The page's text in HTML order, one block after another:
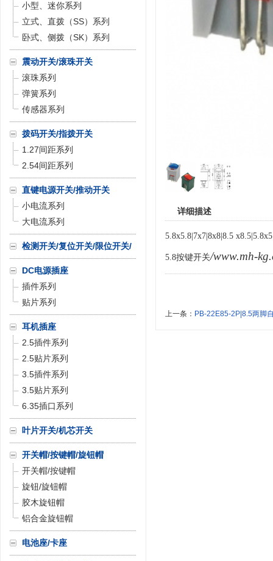
小型、迷你系列
立式、直拨（SS）系列
卧式、侧拨（SK）系列
震动开关/滚珠开关
滚珠系列
弹簧系列
传感器系列
拨码开关/指拨开关
1.27间距系列
2.54间距系列
直键电源开关/推动开关
小电流系列
大电流系列
检测开关/复位开关/限位开关/
微动开关
DC电源插座
插件系列
贴片系列
耳机插座
2.5插件系列
2.5贴片系列
3.5插件系列
3.5贴片系列
6.35插口系列
叶片开关/机芯开关
开关帽/按键帽/旋钮帽
开关帽/按键帽
旋钮/旋钮帽
胶木旋钮帽
铝合金旋钮帽
电池座/卡座
详细描述
5.8x5.8|7x7|8x8|8.5
5.8按键开关/www.mh-
上一条： PB-22E85-2P|8.5两脚